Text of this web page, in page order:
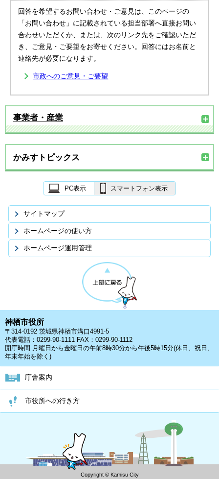
回答を希望するお問い合わせ・ご意見は、このページの
「お問い合わせ」に記載されている担当部署へ直接お問い
合わせいただくか、または、次のリンク先をご確認いただ
き、ご意見・ご要望をお寄せください。回答にはお名前と
連絡先が必要になります。
市政へのご意見・ご要望
事業者・産業
かみすトピックス
PC表示 スマートフォン表示
サイトマップ
ホームページの使い方
ホームページ運用管理
神栖市役所
〒314-0192 茨城県神栖市溝口4991-5
代表電話：0299-90-1111 FAX：0299-90-1112
開庁時間 月曜日から金曜日の午前8時30分から午後5時15分(休日、祝日、
年末年始を除く)
庁舎案内
市役所への行き方
Copyright © Kamisu City